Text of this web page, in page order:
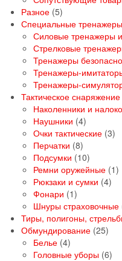
Разное 55
товаров
Специальные тренажеры
Силовые тренажеры
Стрелковые
Тренажеры
Тренажеры-
Тренажеры-
Тактическое снаряжение
Наколенники и
Наушники 44
товара
Очки тактические 33
Перчатки 88
товаров
Подсумки 1010
товаров
Ремни оружейные 11
Рюкзаки и сумки 44
Фонари 11
товар
Шнуры страховочные
Тиры, полигоны,
Обмундирование 2525
Белье 44
товара
Головные уборы 66